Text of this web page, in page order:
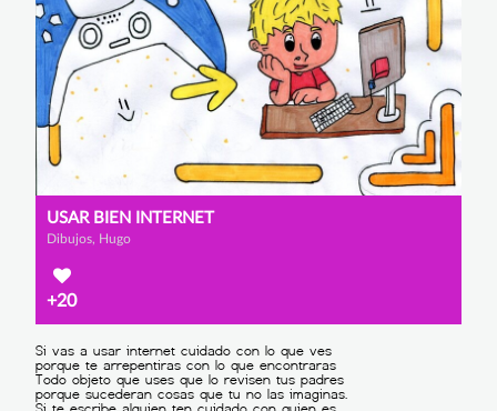
USAR BIEN INTERNET
Dibujos, Hugo
+20